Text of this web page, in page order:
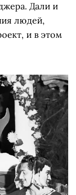
Дали и
людей,
и в этом